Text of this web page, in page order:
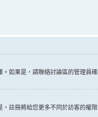
如果是，請聯絡討論區的管理員
註冊將給您更多不同於訪客的